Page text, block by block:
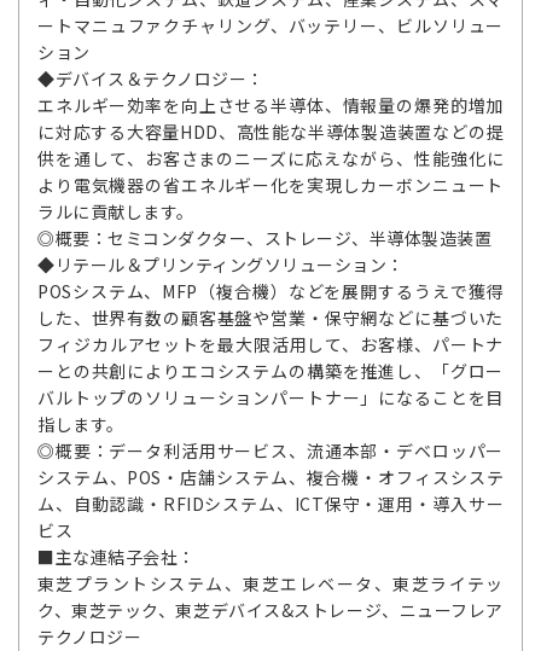
ートマニュファクチャリング、バッテリー、ビルソリュー
ション
◆デバイス＆テクノロジー：
エネルギー効率を向上させる半導体、情報量の爆発的増加
に対応する大容量HDD、高性能な半導体製造装置などの提
供を通して、お客さまのニーズに応えながら、性能強化に
より電気機器の省エネルギー化を実現しカーボンニュート
ラルに貢献します。
◎概要：セミコンダクター、ストレージ、半導体製造装置
◆リテール＆プリンティングソリューション：
POSシステム、MFP（複合機）などを展開するうえで獲得
した、世界有数の顧客基盤や営業・保守網などに基づいた
フィジカルアセットを最大限活用して、お客様、パートナ
ーとの共創によりエコシステムの構築を推進し、「グロー
バルトップのソリューションパートナー」になることを目
指します。
◎概要：データ利活用サービス、流通本部・デベロッパー
システム、POS・店舗システム、複合機・オフィスシステ
ム、自動認識・RFIDシステム、ICT保守・運用・導入サー
ビス
■主な連結子会社：
東芝プラントシステム、東芝エレベータ、東芝ライテッ
ク、東芝テック、東芝デバイス&ストレージ、ニューフレア
テクノロジー